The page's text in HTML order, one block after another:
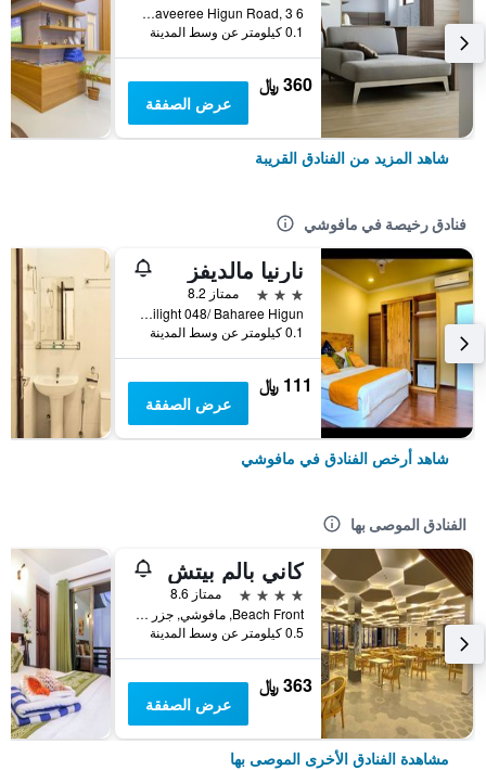
Haveeree Higun Road, 3 6, مافوشي, جزر المالديف
0.1 كيلومتر عن وسط المدينة
360 ﷼
عرض الصفقة
شاهد المزيد من الفنادق القريبة
فنادق رخيصة في مافوشي
نارنيا مالديفز
3 نجوم
ممتاز 8.2
Twilight 048/ Baharee Higun, مافوشي, جزر المالديف
0.1 كيلومتر عن وسط المدينة
111 ﷼
عرض الصفقة
شاهد أرخص الفنادق في مافوشي
الفنادق الموصى بها
كاني بالم بيتش
4 نجوم
ممتاز 8.6
Beach Front, مافوشي, جزر المالديف
0.5 كيلومتر عن وسط المدينة
363 ﷼
عرض الصفقة
مشاهدة الفنادق الأخرى الموصى بها